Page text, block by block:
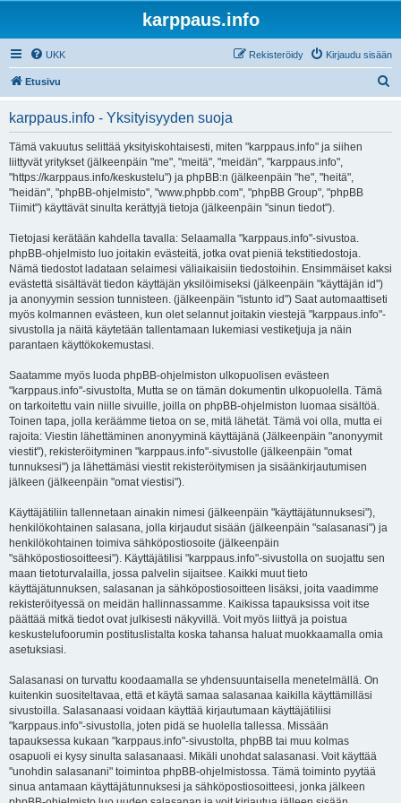
karppaus.info
UKK Kirjaudu sisään
Rekisteröidy
Etusivu
karppaus.info - Yksityisyyden suoja
Tämä vakuutus selittää yksityiskohtaisesti, miten "karppaus.info" ja siihen
liittyvät yritykset (jälkeenpäin "me", "meitä", "meidän", "karppaus.info",
"https://karppaus.info/keskustelu") ja phpBB:n (jälkeenpäin "he", "heitä",
"heidän", "phpBB-ohjelmisto", "www.phpbb.com", "phpBB Group", "phpBB
Tiimit") käyttävät sinulta kerättyjä tietoja (jälkeenpäin "sinun tiedot").
Tietojasi kerätään kahdella tavalla: Selaamalla "karppaus.info"-sivustoa.
phpBB-ohjelmisto luo joitakin evästeitä, jotka ovat pieniä tekstitiedostoja.
Nämä tiedostot ladataan selaimesi väliaikaisiin tiedostoihin. Ensimmäiset kaksi
evästettä sisältävät tiedon käyttäjän yksilöimiseksi (jälkeenpäin "käyttäjän id")
ja anonyymin session tunnisteen. (jälkeenpäin "istunto id") Saat automaattiseti
myös kolmannen evästeen, kun olet selannut joitakin viestejä "karppaus.info"-
sivustolla ja näitä käytetään tallentamaan lukemiasi vestiketjuja ja näin
parantaen käyttökokemustasi.
Saatamme myös luoda phpBB-ohjelmiston ulkopuolisen evästeen
"karppaus.info"-sivustolta, Mutta se on tämän dokumentin ulkopuolella. Tämä
on tarkoitettu vain niille sivuille, joilla on phpBB-ohjelmiston luomaa sisältöä.
Toinen tapa, jolla keräämme tietoa on se, mitä lähetät. Tämä voi olla, mutta ei
rajoita: Viestin lähettäminen anonyyminä käyttäjänä (Jälkeenpäin "anonyymit
viestit"), rekisteröityminen "karppaus.info"-sivustolle (jälkeenpäin "omat
tunnuksesi") ja lähettämäsi viestit rekisteröitymisen ja sisäänkirjautumisen
jälkeen (jälkeenpäin "omat viestisi").
Käyttäjätiliin tallennetaan ainakin nimesi (jälkeenpäin "käyttäjätunnuksesi"),
henkilökohtainen salasana, jolla kirjaudut sisään (jälkeenpäin "salasanasi") ja
henkilökohtainen toimiva sähköpostiosoite (jälkeenpäin
"sähköpostiosoitteesi"). Käyttäjätilisi "karppaus.info"-sivustolla on suojattu sen
maan tietoturvalailla, jossa palvelin sijaitsee. Kaikki muut tieto
käyttäjätunnuksen, salasanan ja sähköpostiosoitteen lisäksi, joita vaadimme
rekisteröityessä on meidän hallinnassamme. Kaikissa tapauksissa voit itse
päättää mitkä tiedot ovat julkisesti näkyvillä. Voit myös liittyä ja poistua
keskustelufoorumin postituslistalta koska tahansa haluat muokkaamalla omia
asetuksiasi.
Salasanasi on turvattu koodaamalla se yhdensuuntaisella menetelmällä. On
kuitenkin suositeltavaa, että et käytä samaa salasanaa kaikilla käyttämilläsi
sivustoilla. Salasanaasi voidaan käyttää kirjautumaan käyttäjätiliisi
"karppaus.info"-sivustolla, joten pidä se huolella tallessa. Missään
tapauksessa kukaan "karppaus.info"-sivustolta, phpBB tai muu kolmas
osapuoli ei kysy sinulta salasanaasi. Mikäli unohdat salasanasi. Voit käyttää
"unohdin salasanani" toimintoa phpBB-ohjelmistossa. Tämä toiminto pyytää
sinua antamaan käyttäjätunnuksesi ja sähköpostiosoitteesi, jonka jälkeen